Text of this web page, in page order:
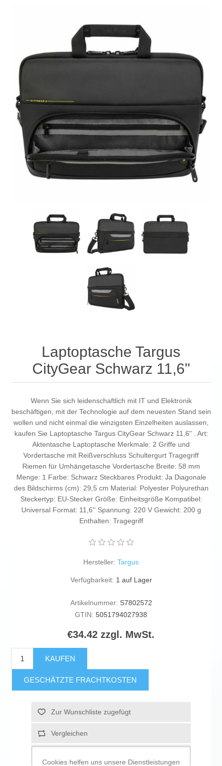
Laptoptasche Targus
CityGear Schwarz 11,6"
Wenn Sie sich leidenschaftlich mit IT und Elektronik
beschäftigen, mit der Technologie auf dem neuesten Stand sein
wollen und nicht einmal die winzigsten Einzelheiten auslassen,
kaufen Sie Laptoptasche Targus CityGear Schwarz 11,6" . Art:
Aktentasche Laptoptasche Merkmale: 2 Griffe und
Vordertasche mit Reißverschluss Schultergurt Tragegriff
Riemen für Umhängetasche Vordertasche Breite: 58 mm
Menge: 1 Farbe: Schwarz Steckbares Produkt: Ja Diagonale
des Bildschirms (cm): 29,5 cm Material: Polyester Polyurethan
Steckertyp: EU-Stecker Größe: Einheitsgröße Kompatibel:
Universal Format: 11,6'' Spannung: 220 V Gewicht: 200 g
Enthalten: Tragegriff
Hersteller: Targus
Verfügbarkeit: 1 auf Lager
Artikelnummer: S7802572
GTIN: 5051794027938
€34.42 zzgl. MwSt.
KAUFEN
GESCHÄTZTE FRACHTKOSTEN
Zur Wunschliste zugefügt
Vergleichen
Cookies helfen uns unsere Dienstleistungen